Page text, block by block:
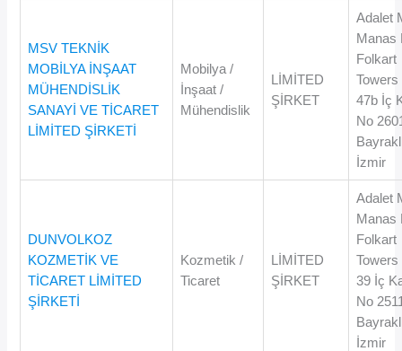
MSV TEKNİK
MOBİLYA İNŞAAT
MÜHENDİSLİK
SANAYİ VE TİCARET
LİMİTED ŞİRKETİ
Mobilya /
İnşaat /
Mühendislik
LİMİTED
ŞİRKET
Adalet
Manas
Folkart
Towers
47b İç
No
İzmir
DUNVOLKOZ
KOZMETİK VE
TİCARET LİMİTED
ŞİRKETİ
Kozmetik /
Ticaret
LİMİTED
ŞİRKET
Adalet
Manas
Folkart
Towers
39 İç
No
İzmir